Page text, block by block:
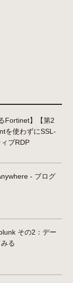
Fortinet】【第2
を使わずにSSL-
ブRDP
- ブログ
その2：デー
る